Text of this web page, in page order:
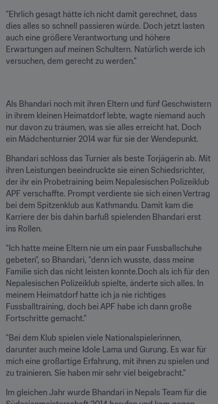
"Ehrlich gesagt hätte ich nicht damit gerechnet, dass
dies alles so schnell passieren würde. Doch jetzt lasten
auch eine größere Verantwortung und höhere
Erwartungen auf meinen Schultern. Natürlich werde ich
versuchen, dem gerecht zu werden."
Als Bhandari noch mit ihren Eltern und fünf Geschwistern
in ihrem kleinen Heimatdorf lebte, wagte niemand auch
nur davon zu träumen, was sie alles erreicht hat. Doch
ein Mädchenturnier 2014 war für sie der Wendepunkt.
Bhandari schloss das Turnier als beste Torjägerin ab. Mit
ihren Leistungen beeindruckte sie einen Schiedsrichter,
der ihr ein Probetraining beim Nepalesischen Polizeiklub
APF verschaffte. Prompt verdiente sie sich einen Vertrag
bei dem Spitzenklub aus Kathmandu. Damit kam die
Karriere der bis dahin barfuß spielenden Bhandari erst
ins Rollen.
"Ich hatte meine Eltern nie um ein paar Fussballschuhe
gebeten", so Bhandari, "denn ich wusste, dass meine
Familie sich das nicht leisten konnte.Doch als ich für den
Nepalesischen Polizeiklub spielte, änderte sich alles. In
meinem Heimatdorf hatte ich ja nie richtiges
Fussballtraining, doch bei APF habe ich dann große
Fortschritte gemacht."
"Bei dem Klub spielen viele Nationalspielerinnen,
darunter auch meine Idole Lama und Gurung. Es war für
mich eine großartige Erfahrung, mit ihnen zu spielen und
zu trainieren. Sie haben mir sehr viel beigebracht."
Im gleichen Jahr wurde Bhandari in Nepals Team für die